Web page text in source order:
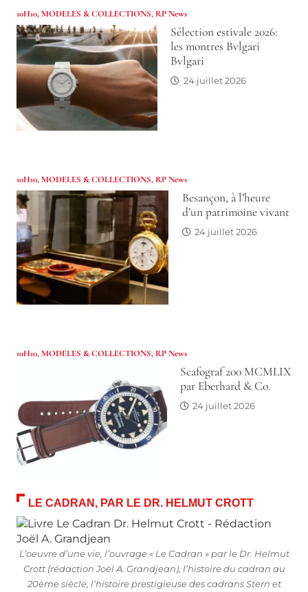
10H10,MODELES & COLLECTIONS, RP News
Sélection estivale 2026:
les montres Bvlgari
Bvlgari
24 juillet 2026
10H10,MODELES & COLLECTIONS, RP News
Besançon, à l’heure
d’un patrimoine vivant
24 juillet 2026
10H10,MODELES & COLLECTIONS, RP News
Scafograf 200 MCMLIX
par Eberhard & Co.
24 juillet 2026
LE CADRAN, PAR LE DR. HELMUT CROTT
L’oeuvre d’une vie, l’ouvrage « Le Cadran » par le Dr. Helmut
Crott (rédaction Joël A. Grandjean), l’histoire du cadran au
20ème siècle, l’histoire prestigieuse des cadrans Stern et